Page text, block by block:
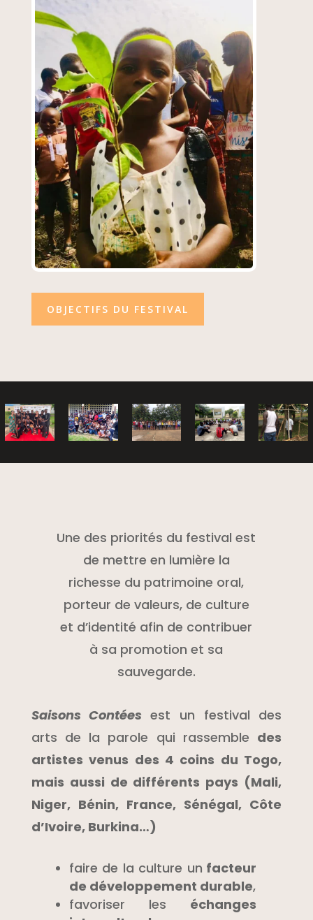
OBJECTIFS DU FESTIVAL
Une des priorités du festival est
de mettre en lumière la
richesse du patrimoine oral,
porteur de valeurs, de culture
et d’identité afin de contribuer
à sa promotion et sa
sauvegarde.
Saisons Contéesest un festival des
arts de la parole qui rassemble des
artistes venus des 4 coins du Togo,
mais aussi de différents pays (Mali,
Niger, Bénin, France, Sénégal, Côte
d’Ivoire, Burkina…)
faire de la culture un facteur
de développement durable,
favoriser les échanges